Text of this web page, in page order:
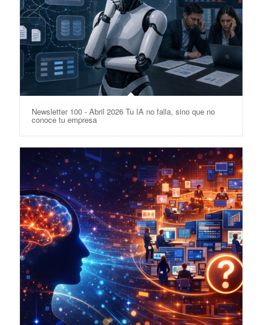
Newsletter 100 - Abril 2026 Tu IA no falla, sino que no
conoce tu empresa